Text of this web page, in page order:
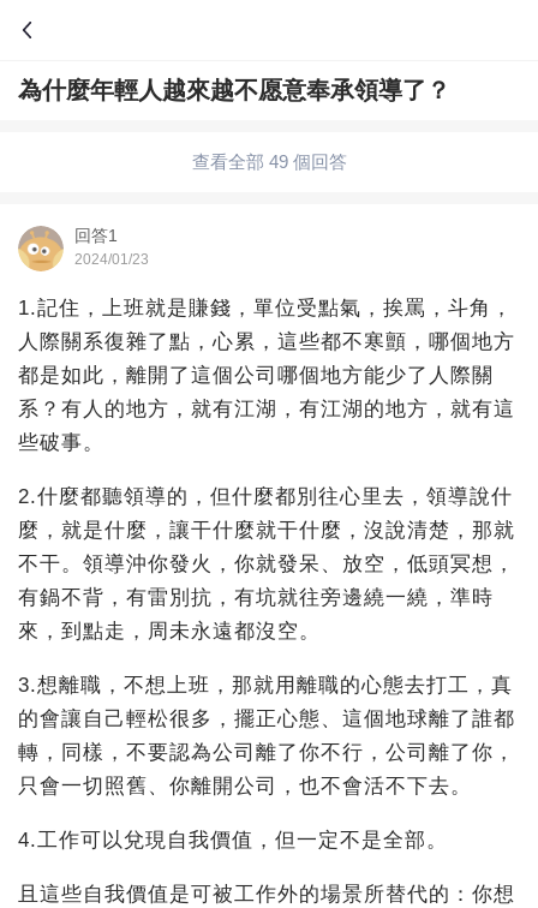
為什麼年輕人越來越不愿意奉承領導了？
查看全部 49 個回答
回答1
2024/01/23
1.記住，上班就是賺錢，單位受點氣，挨罵，斗角，
人際關系復雜了點，心累，這些都不寒顫，哪個地方
都是如此，離開了這個公司哪個地方能少了人際關
系？有人的地方，就有江湖，有江湖的地方，就有這
些破事。
2.什麼都聽領導的，但什麼都別往心里去，領導說什
麼，就是什麼，讓干什麼就干什麼，沒說清楚，那就
不干。領導沖你發火，你就發呆、放空，低頭冥想，
有鍋不背，有雷別抗，有坑就往旁邊繞一繞，準時
來，到點走，周未永遠都沒空。
3.想離職，不想上班，那就用離職的心態去打工，真
的會讓自己輕松很多，擺正心態、這個地球離了誰都
轉，同樣，不要認為公司離了你不行，公司離了你，
只會一切照舊、你離開公司，也不會活不下去。
4.工作可以兌現自我價值，但一定不是全部。
且這些自我價值是可被工作外的場景所替代的：你想
問答
婚姻情感
影視劇